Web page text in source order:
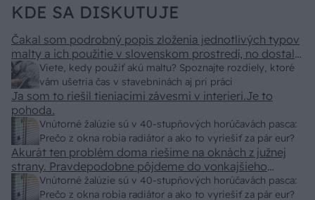
KDE SA DISKUTUJE
Viete, kedy použiť akú maltu? Spoznajte rozdiely, ktoré
vám ušetria čas v stavebninách aj pri práci
Čakal som podrobný popis zloženia jednotlivých typov
malty a ich použitie v slovenskom prostredí, no dostal
som len pár primitívnych rád o výbere vriec v
stavebninách. Kde sa podel názov a zmysel časopisu
"Urob si sám" ? To skutočne už nemáme na Slovensku
"fachmanov"! Vypadá to tak že za pár rokov nám budú
stavať chaty a chalupy číňania a použijú BAMBUS !!!
Vnútorné žalúzie sú v 40-stupňových horúčavách pasca:
Prečo z okna robia radiátor a ako to vyriešiť za pár eur?
Ja som to riešil tieniacimi závesmi v interieri.Je to
pohoda.
Vnútorné žalúzie sú v 40-stupňových horúčavách pasca:
Prečo z okna robia radiátor a ako to vyriešiť za pár eur?
Akurát ten problém doma riešime na oknách z južnej
strany. Pravdepodobne pôjdeme do vonkajšieho
tienenia na spôsob markízy 250x150cm. Čínsky
predajcovia idú okolo 100 eur kus.